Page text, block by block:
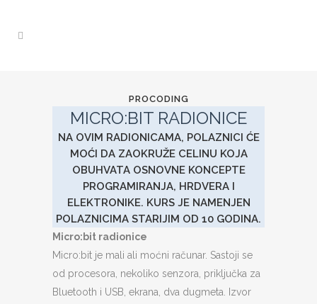
PROCODING
MICRO:BIT RADIONICE
NA OVIM RADIONICAMA, POLAZNICI ĆE
MOĆI DA ZAOKRUŽE CELINU KOJA
OBUHVATA OSNOVNE KONCEPTE
PROGRAMIRANJA, HRDVERA I
ELEKTRONIKE. KURS JE NAMENJEN
POLAZNICIMA STARIJIM OD 10 GODINA.
Micro:bit radionice
Micro:bit je mali ali moćni računar. Sastoji se
od procesora, nekoliko senzora, priključka za
Bluetooth i USB, ekrana, dva dugmeta. Izvor